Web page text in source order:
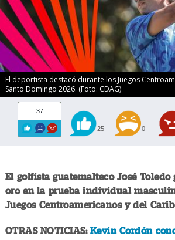
El deportista destacó durante los Juegos
Santo Domingo 2026. (Foto: CDAG)
37
25 0
El golfista guatemalteco José
oro en la prueba individual
Juegos Centroamericanos y del
OTRAS NOTICIAS: Kevin Cordón